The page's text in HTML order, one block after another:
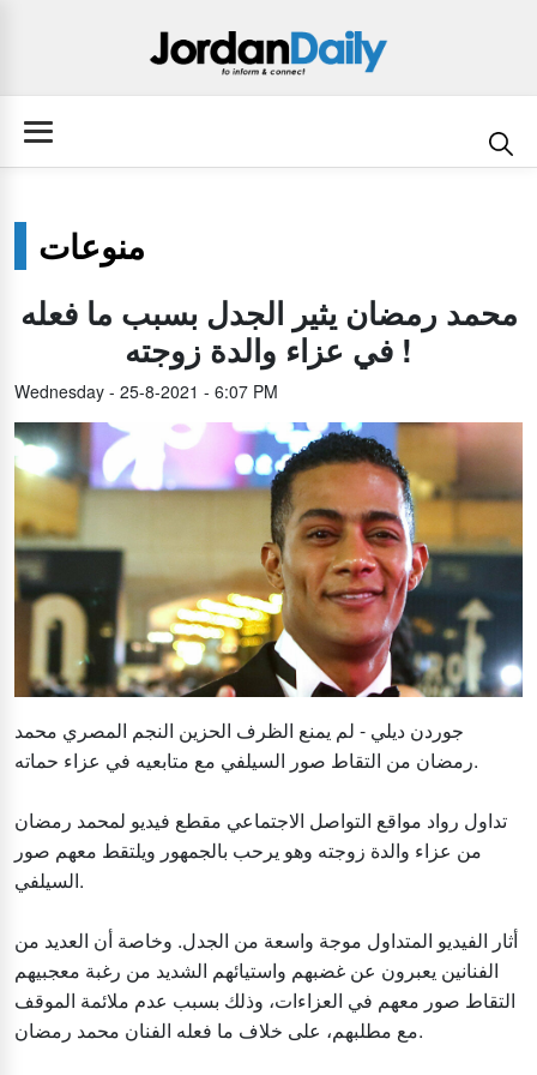
منوعات
محمد رمضان يثير الجدل بسبب ما فعله
في عزاء والدة زوجته !
Wednesday - 25-8-2021 - 6:07 PM
جوردن ديلي - لم يمنع الظرف الحزين النجم المصري محمد
رمضان من التقاط صور السيلفي مع متابعيه في عزاء حماته.
تداول رواد مواقع التواصل الاجتماعي مقطع فيديو لمحمد رمضان
من عزاء والدة زوجته وهو يرحب بالجمهور ويلتقط معهم صور
السيلفي.
أثار الفيديو المتداول موجة واسعة من الجدل. وخاصة أن العديد من
الفنانين يعبرون عن غضبهم واستيائهم الشديد من رغبة معجبيهم
التقاط صور معهم في العزاءات، وذلك بسبب عدم ملائمة الموقف
مع مطلبهم، على خلاف ما فعله الفنان محمد رمضان.